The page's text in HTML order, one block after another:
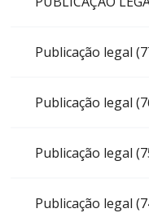
Publicação legal
Publicação legal
Publicação legal
Publicação legal